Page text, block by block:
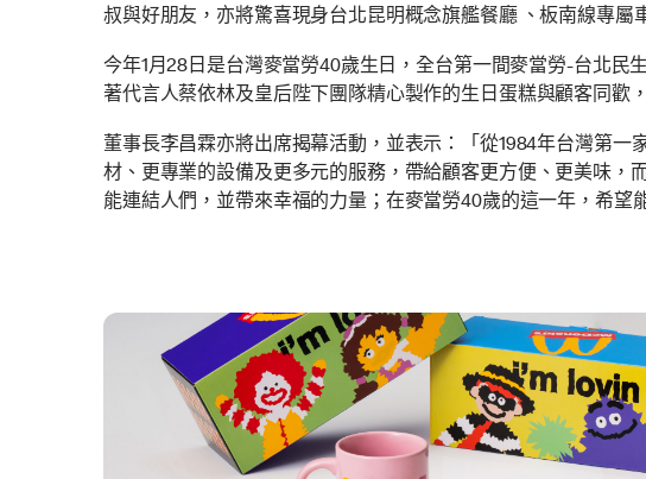
叔與好朋友，亦將驚喜現身台北昆明概念旗艦餐廳 、板南線專屬
今年1月28日是台灣麥當勞40歲生日，全台第一間麥當勞-台北
著代言人蔡依林及皇后陛下團隊精心製作的生日蛋糕與顧客同歡
董事長李昌霖亦將出席揭幕活動，並表示：「從1984年台灣第
材、更專業的設備及更多元的服務，帶給顧客更方便、更美味，
能連結人們，並帶來幸福的力量；在麥當勞40歲的這一年，希望